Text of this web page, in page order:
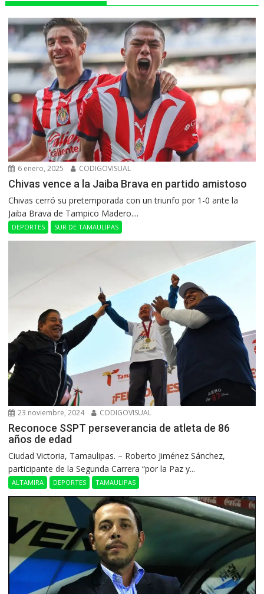
6 enero, 2025 CODIGOVISUAL
Chivas vence a la Jaiba Brava en partido amistoso
Chivas cerró su pretemporada con un triunfo por 1-0 ante la
Jaiba Brava de Tampico Madero....
DEPORTES SUR DE TAMAULIPAS
23 noviembre, 2024 CODIGOVISUAL
Reconoce SSPT perseverancia de atleta de 86
años de edad
Ciudad Victoria, Tamaulipas. – Roberto Jiménez Sánchez,
participante de la Segunda Carrera “por la Paz y...
ALTAMIRA DEPORTES TAMAULIPAS